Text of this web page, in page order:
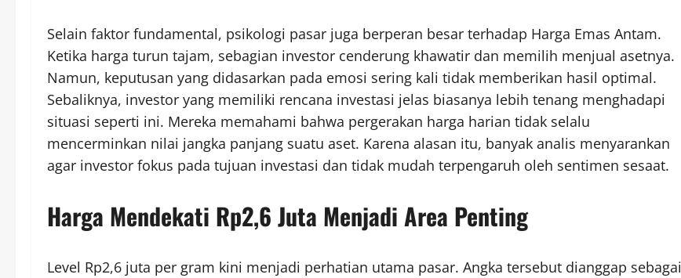
Selain faktor fundamental, psikologi pasar juga berperan besar terhadap Harga Emas Antam.
Ketika harga turun tajam, sebagian investor cenderung khawatir dan memilih menjual asetnya.
Namun, keputusan yang didasarkan pada emosi sering kali tidak memberikan hasil optimal.
Sebaliknya, investor yang memiliki rencana investasi jelas biasanya lebih tenang menghadapi
situasi seperti ini. Mereka memahami bahwa pergerakan harga harian tidak selalu
mencerminkan nilai jangka panjang suatu aset. Karena alasan itu, banyak analis menyarankan
agar investor fokus pada tujuan investasi dan tidak mudah terpengaruh oleh sentimen sesaat.
Harga Mendekati Rp2,6 Juta Menjadi Area Penting
Level Rp2,6 juta per gram kini menjadi perhatian utama pasar. Angka tersebut dianggap sebagai